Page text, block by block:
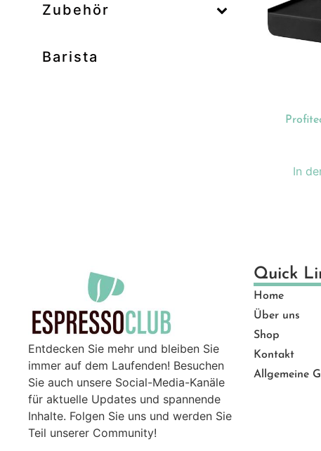
Zubehör
Barista
In
Entdecken Sie mehr und bleiben Sie
immer auf dem Laufenden! Besuchen
Sie auch unsere Social-Media-Kanäle
für aktuelle Updates und spannende
Inhalte. Folgen Sie uns und werden Sie
Teil unserer Community!
Quick
Home
Über uns
Shop
Kontakt
Allgemeine